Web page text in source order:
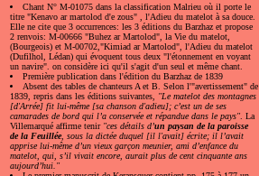
Chant N° M-01075 dans la classification Malrieu où il porte le
titre "Kenavo ar martolod d'e zous" , l'Adieu du matelot à sa douce.
Elle ne cite que 3 occurrences: les 3 éditions du Barzhaz et propose
2 renvois: M-00666 "Buhez ar Martolod", la Vie du matelot,
(Bourgeois) et M-00702,"Kimiad ar Martolod", l'Adieu du matelot
(Dufilhol, Lédan) qui évoquent tous deux "l'étonnement en voyant
un navire". on considère ici qu'il s'agit d'un seul et même chant.
Première publication dans l'édition du Barzhaz de 1839
Absent des tables de chanteurs A et B. Selon l'"avertissement" de
1839, repris dans les éditions suivantes, "Le matelot des montagnes
[d'Arrée] fit lui-même [sa chanson d'adieu]; c’est un de ses
camarades de bord qui l’a conservée et répandue dans le pays" . La
Villemarqué affirme tenir "ces détails d’un paysan de la paroisse
de la Feuillée, sous la dictée duquel [il l'avait] écrite; il l’avait
apprise lui-même d’un vieux garçon meunier, ami d’enfance du
matelot, qui, s’il vivait encore, aurait plus de cent cinquante ans
aujourd’hui."